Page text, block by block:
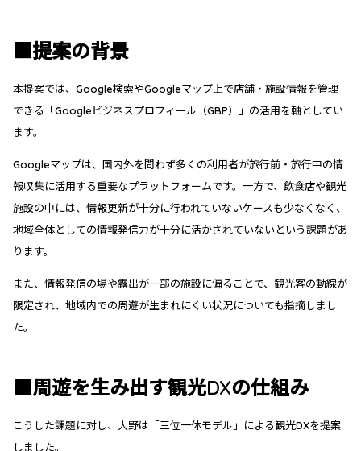
■提案の背景
本提案では、Google検索やGoogleマップ上で店舗・施設情報を管理
できる「Googleビジネスプロフィール（GBP）」の活用を軸としてい
ます。
Googleマップは、国内外を問わず多くの利用者が旅行前・旅行中の情
報収集に活用する重要なプラットフォームです。一方で、飲食店や観光
施設の中には、情報更新が十分に行われていないケースも少なくなく、
地域全体としての情報発信力が十分に活かされていないという課題があ
ります。
また、情報発信の場や露出が一部の施設に偏ることで、観光客の動線が
限定され、地域内での周遊が生まれにくい状況についても指摘しまし
た。
■周遊を生み出す観光DXの仕組み
こうした課題に対し、大野は「三位一体モデル」による観光DXを提案
しました。